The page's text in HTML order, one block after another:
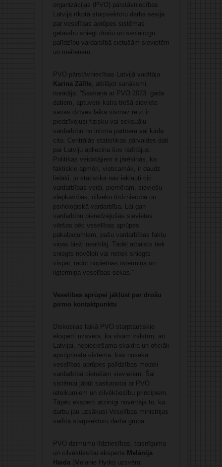
organizācijas (PVO) pārstāvniecības
Latvijā rīkotā starpsektoru darba sesija
par veselības aprūpes sistēmas
gatavību sniegt drošu un savlaicīgu
palīdzību vardarbībā cietušām sievietēm
un meitenēm.
PVO pārstāvniecības Latvijā vadītāja
Karina Zālīte , atklājot sanāksmi,
norādīja: “Saskaņā ar PVO 2023. gada
datiem, aptuveni katra trešā sieviete
savas dzīves laikā vismaz reizi ir
piedzīvojusi fizisku vai seksuālu
vardarbību no intīmā partnera vai kāda
cita. Centrālās statistikas pārvaldes dati
par Latviju apliecina šos rādītājus.
Politikas veidotājiem ir jārēķinās, ka
faktiskie apmēri, visticamāk, ir daudz
lielāki, jo statistikā nav iekļauti citi
vardarbības veidi, piemēram, sieviešu
slepkavības, cilvēku tirdzniecība un
psiholoģiskā vardarbība. Lai gan
vardarbību pieredzējušās sievietes
vēršas pēc veselības aprūpes
pakalpojumiem, pašu vardarbības faktu
viņas bieži neatklāj. Tādēļ atbalsts tiek
sniegts novēloti vai netiek sniegts
vispār, radot nopietnas īstermiņa un
ilgtermiņa veselības sekas.”
Veselības aprūpei jākļūst par drošu
pirmo kontaktpunktu
Diskusijas laikā PVO starptautiskie
eksperti uzsvēra, ka visām valstīm, arī
Latvijai, nepieciešama skaidra un oficiāli
apstiprināta sistēma, kas nosaka
veselības aprūpes palīdzības modeli
vardarbībā cietušām sievietēm. Šai
sistēmai jābūt saskaņotai ar PVO
ieteikumiem un cilvēktiesību principiem.
Tāpēc eksperti atzinīgi novērtēja to, ka
darbu jau uzsākusi Veselības ministrijas
vadītā starpsektoru darba grupa.
PVO dzimumu līdztiesības, taisnīguma
un cilvēktiesību eksperte Melānija
Haida (Melanie Hyde) uzsvēra: